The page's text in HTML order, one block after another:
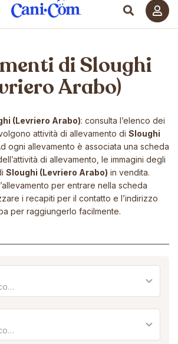
diSloughi
Arabo)
(Levriero Arabo): consulta l’elenco dei
attività di allevamento di Sloughi
ogni allevamento è associata una scheda
di allevamento, le immagini degli
Sloughi (Levriero Arabo) in vendita.
per entrare nella scheda
i recapiti per il contatto e l’indirizzo
per raggiungerlo facilmente.